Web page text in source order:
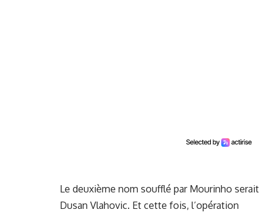
Le deuxième nom soufflé par Mourinho serait
Dusan Vlahovic. Et cette fois, l’opération